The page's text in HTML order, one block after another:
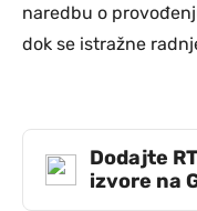
naredbu o
dok se istražne
Dodajte
izvore na